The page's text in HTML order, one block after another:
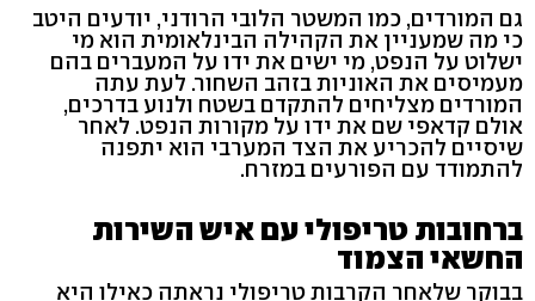
גם המורדים, כמו המשטר הלובי הרודני, יודעים היטב
כי מה שמעניין את הקהילה הבינלאומית הוא מי
ישלוט על הנפט, מי ישים את ידו על המעברים בהם
מעמיסים את האוניות בזהב השחור. לעת עתה
המורדים מצליחים להתקדם בשטח ולנוע בדרכים,
אולם קדאפי שם את ידו על מקורות הנפט. לאחר
שיסיים להכריע את הצד המערבי הוא יתפנה
להתמודד עם הפורעים במזרח.
ברחובות טריפולי עם איש השירות
החשאי הצמוד
בבוקר שלאחר הקרבות טריפולי נראתה כאילו היא